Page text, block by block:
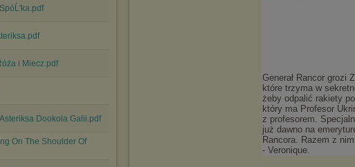
Zaufanych
(dostosowanie reklam do Twoich potrzeb, analiza skuteczności
Istnieje możliwość zmiany ustawień przeglądarki
sposób uniemożliwiający przechowywanie plików
urządzeniu końcowym. Można również usunąć pliki
dokonując odpowiednich zmian w ustawieniach
i Miecz.pdf
Dookola Galii.pdf
On The Shoulder Of
Generał Rancor grozi
które trzyma w
żeby odpalić rakiety
który ma Profesor
z profesorem.
już dawno na
Rancora. Razem z
- Veronique.